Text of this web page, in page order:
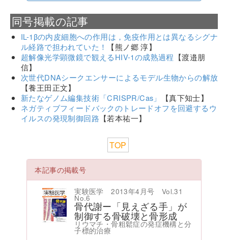
同号掲載の記事
IL-1βの内皮細胞への作用は，免疫作用とは異なるシグナ
ル経路で担われていた！
【熊ノ郷 淳】
超解像光学顕微鏡で観えるHIV-1の成熟過程 【渡邉朋
信】
次世代DNAシークエンサーによるモデル生物からの解放
【養王田正文】
新たなゲノム編集技術「CRISPR/Cas」
【真下知士】
ネガティブフィードバックのトレードオフを回避するウ
イルスの発現制御回路 【若本祐一】
TOP
本記事の掲載号
実験医学 2013年4月号 Vol.31
No.6
骨代謝ー「見えざる手」が
制御する骨破壊と骨形成
リウマチ・骨粗鬆症の発症機構と分
子標的治療